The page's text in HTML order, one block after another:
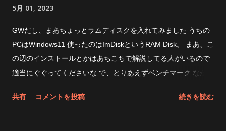
が酷いとか書いてあったからビビってたんだけどね(でも有線イ
ヤホン使うと、あ、これが合ってる状態なんだってなるので遅
延はあるみたい) あと、たまにイヤホンと繋がらなくなるねぇ
相性問題というやつなのだろうか 今までのUSBドングルが捨
てられない 最期に罠が一つ そりゃ無いぜって言いたくなるのが
pro はWindowsからはイヤホンとして認識されるので他の
5月 01, 2023
GWだし、まあちょっとラムディスクを入れてみました うちの
PCはWindows11 使ったのはImDiskというRAM Disk。 まあ、こ
の辺のインストールとかはあちこちで解説してる人がいるので
適当にぐぐってくださいな で、とりあえずベンチマーク なかな
ディスクにするといいよ・・・と言うけど そもそもメインドラ
共有 コメントを投稿 続きを読む